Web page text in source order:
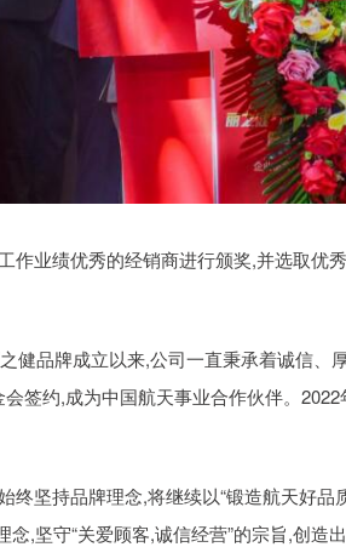
作业绩优秀的经销商进行颁奖,并选取优
健品牌成立以来,公司一直秉承着诚信
签约,成为中国航天事业合作伙伴。
终坚持品牌理念,将继续以“锻造航天好
念,坚守“关爱顾客,诚信经营”的宗旨,创造